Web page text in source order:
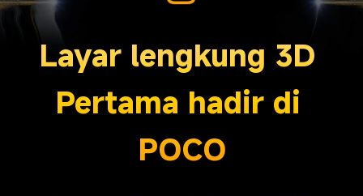
Layar lengkung 3D
Pertama hadir di
POCO